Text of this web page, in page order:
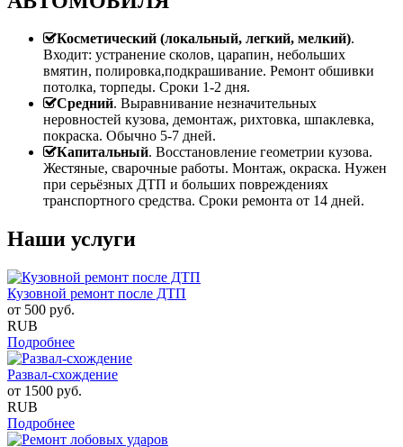
Косметический (локальный, легкий, мелкий).
Входит: устранение сколов, царапин, небольших
вмятин, полировка,подкрашивание. Ремонт обшивки
потолка, торпеды. Сроки 1-2 дня.
Средний. Выравнивание незначительных
неровностей кузова, демонтаж, рихтовка, шпаклевка,
покраска. Обычно 5-7 дней.
Капитальный. Восстановление геометрии кузова.
Жестяные, сварочные работы. Монтаж, окраска. Нужен
при серьёзных ДТП и больших повреждениях
транспортного средства. Сроки ремонта от 14 дней.
Наши услуги
Кузовной ремонт после ДТП
от 500 руб.
RUB
Подробнее
Развал-схождение
от 1500 руб.
RUB
Подробнее